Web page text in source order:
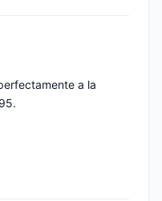
a la